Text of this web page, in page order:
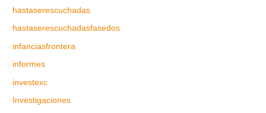
hastaserescuchadas
hastaserescuchadasfasedos
infanciasfrontera
informes
investexc
Investigaciones